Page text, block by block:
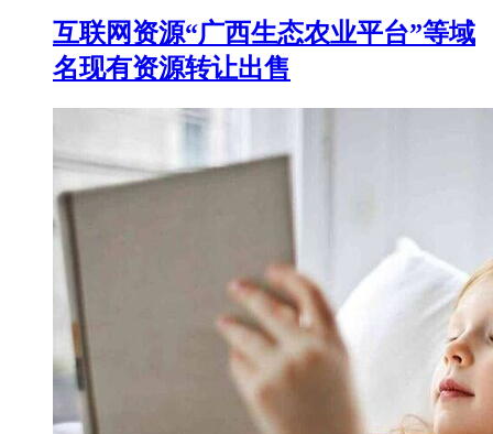
互联网资源“广西生态农业平台”等域
名现有资源转让出售